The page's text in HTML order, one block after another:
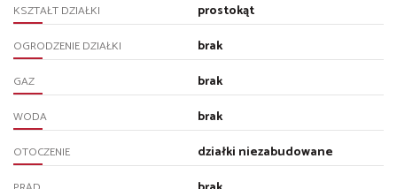
KSZTAŁT DZIAŁKI prostokąt
OGRODZENIE DZIAŁKI brak
GAZ brak
WODA brak
OTOCZENIE działki niezabudowane